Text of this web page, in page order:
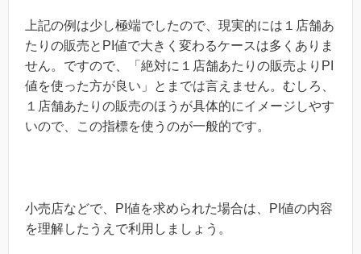
上記の例は少し極端でしたので、現実的には１店舗あ
たりの販売とPI値で大きく変わるケースは多くありま
せん。ですので、「絶対に１店舗あたりの販売よりPI
値を使った方が良い」とまでは言えません。むしろ、
１店舗あたりの販売のほうが具体的にイメージしやす
いので、この指標を使うのが一般的です。
小売店などで、PI値を求められた場合は、PI値の内容
を理解したうえで利用しましょう。